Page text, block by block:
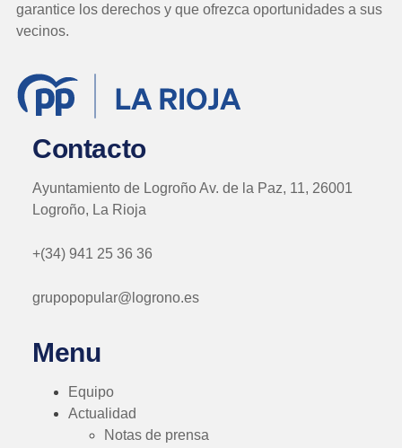
garantice los derechos y que ofrezca oportunidades a sus
vecinos.
Contacto
Ayuntamiento de Logroño Av. de la Paz, 11, 26001
Logroño, La Rioja
+(34) 941 25 36 36
grupopopular@logrono.es
Menu
Equipo
Actualidad
Notas de prensa